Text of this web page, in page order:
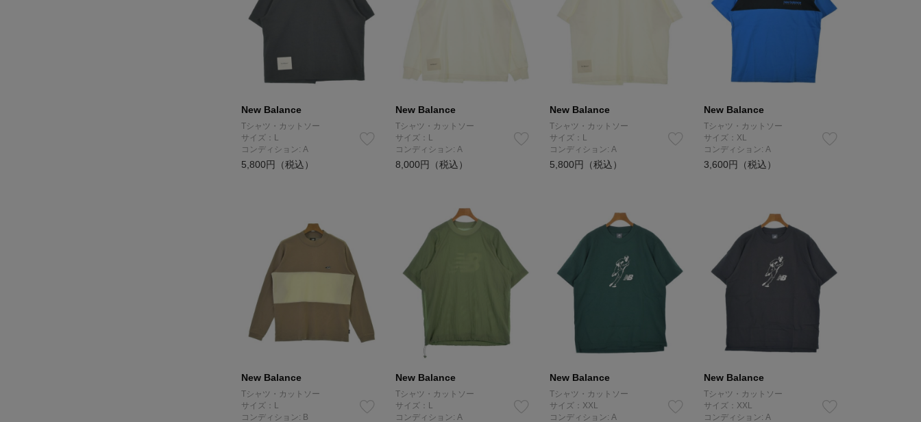
New Balance
Tシャツ・カットソー
サイズ：L
コンディション: A
5,800円（税込）
New Balance
Tシャツ・カットソー
サイズ：L
コンディション: A
8,000円（税込）
New Balance
Tシャツ・カットソー
サイズ：L
コンディション: A
5,800円（税込）
New Balance
Tシャツ・カットソー
サイズ：XL
コンディション: A
3,600円（税込）
New Balance
Tシャツ・カットソー
サイズ：L
コンディション: B
New Balance
Tシャツ・カットソー
サイズ：L
コンディション: A
New Balance
Tシャツ・カットソー
サイズ：XXL
コンディション: A
New Balance
Tシャツ・カットソー
サイズ：XXL
コンディション: A